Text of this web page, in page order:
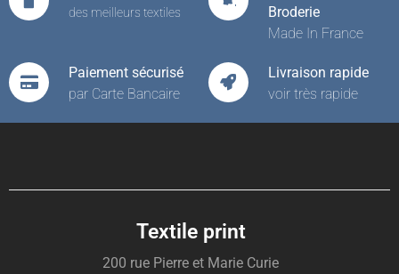
des meilleurs textiles
Broderie
Made In France
Paiement sécurisé
par Carte Bancaire
Livraison rapide
voir très rapide
Textile print
200 rue Pierre et Marie Curie